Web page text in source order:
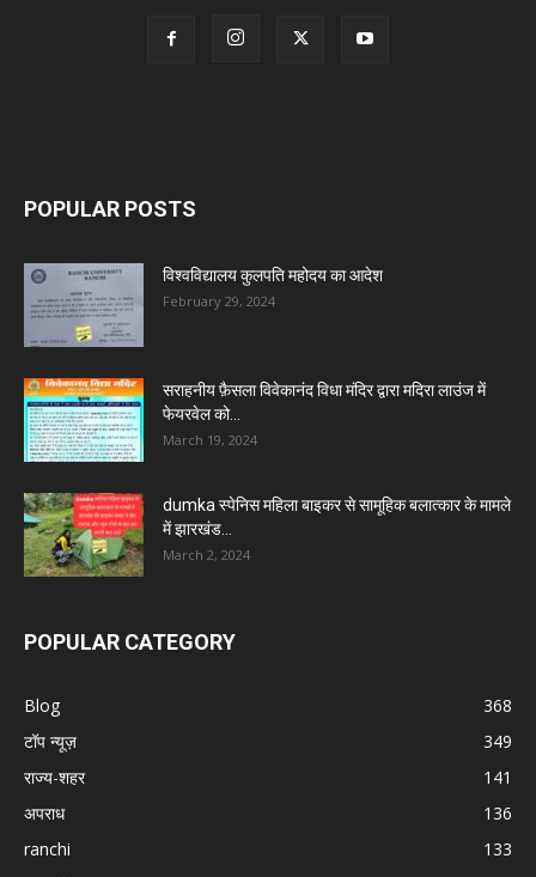
POPULAR POSTS
विश्वविद्यालय कुलपति महोदय का आदेश
February 29, 2024
सराहनीय फ़ैसला विवेकानंद विधा मंदिर द्वारा मदिरा लाउंज में
फेयरवेल को...
March 19, 2024
dumka स्पेनिस महिला बाइकर से सामूहिक बलात्कार के मामले
में झारखंड...
March 2, 2024
POPULAR CATEGORY
Blog
368
टॉप न्यूज़
349
राज्य-शहर
141
अपराध
136
ranchi
133